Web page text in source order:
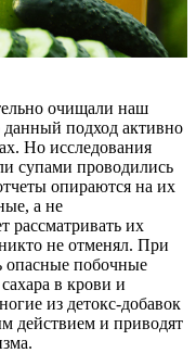
очищали наш
данный подход активно
Но исследования
супами проводились
опираются на их
а не
рассматривать их
не отменял. При
опасные побочные
в крови и
из детокс-добавок
действием и приводят